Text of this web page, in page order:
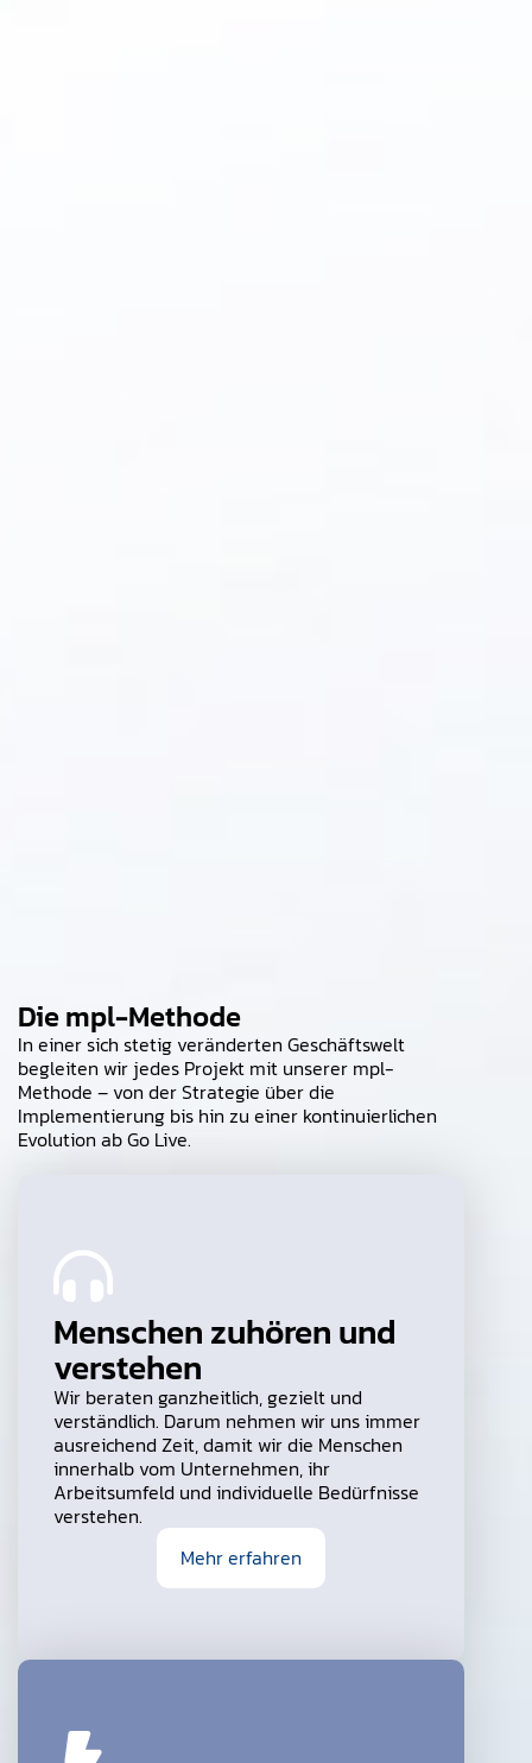
Die mpl-Methode
In einer sich stetig veränderten Geschäftswelt
begleiten wir jedes Projekt mit unserer mpl-
Methode – von der Strategie über die
Implementierung bis hin zu einer kontinuierlichen
Evolution ab Go Live.
Menschen zuhören und
verstehen
Wir beraten ganzheitlich, gezielt und
verständlich. Darum nehmen wir uns immer
ausreichend Zeit, damit wir die Menschen
innerhalb vom Unternehmen, ihr
Arbeitsumfeld und individuelle Bedürfnisse
verstehen.
Mehr erfahren